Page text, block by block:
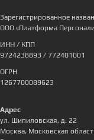
Зарегистрированное
ООО «Платформа
ИНН / КПП
9724238893 / 772401001
ОГРН
1267700089623
Адрес
ул. Шипиловская, д. 22
Москва, Московская